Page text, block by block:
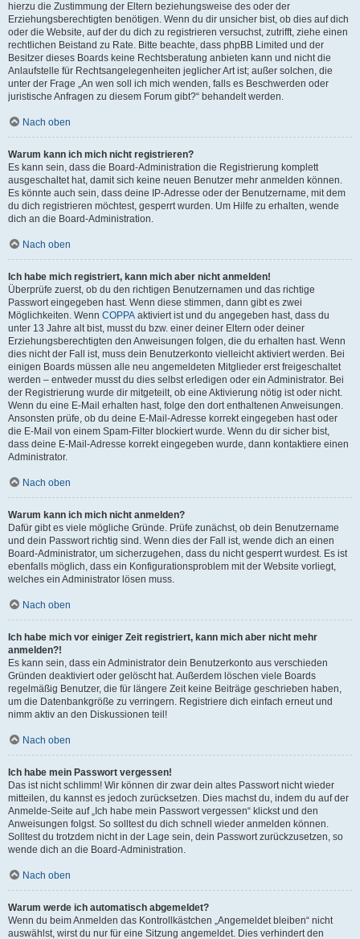
hierzu die Zustimmung der Eltern beziehungsweise des oder der
Erziehungsberechtigten benötigen. Wenn du dir unsicher bist, ob dies auf dich
oder die Website, auf der du dich zu registrieren versuchst, zutrifft, ziehe einen
rechtlichen Beistand zu Rate. Bitte beachte, dass phpBB Limited und der
Besitzer dieses Boards keine Rechtsberatung anbieten kann und nicht die
Anlaufstelle für Rechtsangelegenheiten jeglicher Art ist; außer solchen, die
unter der Frage „An wen soll ich mich wenden, falls es Beschwerden oder
juristische Anfragen zu diesem Forum gibt?“ behandelt werden.
Nach oben
Warum kann ich mich nicht registrieren?
Es kann sein, dass die Board-Administration die Registrierung komplett
ausgeschaltet hat, damit sich keine neuen Benutzer mehr anmelden können.
Es könnte auch sein, dass deine IP-Adresse oder der Benutzername, mit dem
du dich registrieren möchtest, gesperrt wurden. Um Hilfe zu erhalten, wende
dich an die Board-Administration.
Nach oben
Ich habe mich registriert, kann mich aber nicht anmelden!
Überprüfe zuerst, ob du den richtigen Benutzernamen und das richtige
Passwort eingegeben hast. Wenn diese stimmen, dann gibt es zwei
Möglichkeiten. Wenn COPPA aktiviert ist und du angegeben hast, dass du
unter 13 Jahre alt bist, musst du bzw. einer deiner Eltern oder deiner
Erziehungsberechtigten den Anweisungen folgen, die du erhalten hast. Wenn
dies nicht der Fall ist, muss dein Benutzerkonto vielleicht aktiviert werden. Bei
einigen Boards müssen alle neu angemeldeten Mitglieder erst freigeschaltet
werden – entweder musst du dies selbst erledigen oder ein Administrator. Bei
der Registrierung wurde dir mitgeteilt, ob eine Aktivierung nötig ist oder nicht.
Wenn du eine E-Mail erhalten hast, folge den dort enthaltenen Anweisungen.
Ansonsten prüfe, ob du deine E-Mail-Adresse korrekt eingegeben hast oder
die E-Mail von einem Spam-Filter blockiert wurde. Wenn du dir sicher bist,
dass deine E-Mail-Adresse korrekt eingegeben wurde, dann kontaktiere einen
Administrator.
Nach oben
Warum kann ich mich nicht anmelden?
Dafür gibt es viele mögliche Gründe. Prüfe zunächst, ob dein Benutzername
und dein Passwort richtig sind. Wenn dies der Fall ist, wende dich an einen
Board-Administrator, um sicherzugehen, dass du nicht gesperrt wurdest. Es ist
ebenfalls möglich, dass ein Konfigurationsproblem mit der Website vorliegt,
welches ein Administrator lösen muss.
Nach oben
Ich habe mich vor einiger Zeit registriert, kann mich aber nicht mehr
anmelden?!
Es kann sein, dass ein Administrator dein Benutzerkonto aus verschieden
Gründen deaktiviert oder gelöscht hat. Außerdem löschen viele Boards
regelmäßig Benutzer, die für längere Zeit keine Beiträge geschrieben haben,
um die Datenbankgröße zu verringern. Registriere dich einfach erneut und
nimm aktiv an den Diskussionen teil!
Nach oben
Ich habe mein Passwort vergessen!
Das ist nicht schlimm! Wir können dir zwar dein altes Passwort nicht wieder
mitteilen, du kannst es jedoch zurücksetzen. Dies machst du, indem du auf der
Anmelde-Seite auf „Ich habe mein Passwort vergessen“ klickst und den
Anweisungen folgst. So solltest du dich schnell wieder anmelden können.
Solltest du trotzdem nicht in der Lage sein, dein Passwort zurückzusetzen, so
wende dich an die Board-Administration.
Nach oben
Warum werde ich automatisch abgemeldet?
Wenn du beim Anmelden das Kontrollkästchen „Angemeldet bleiben“ nicht
auswählst, wirst du nur für eine Sitzung angemeldet. Dies verhindert den